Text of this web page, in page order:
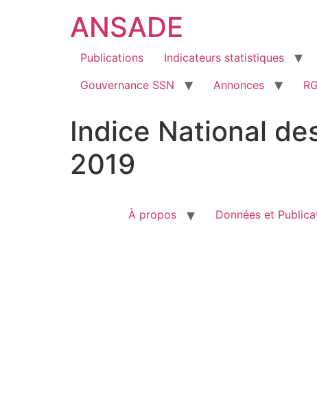
ANSADE
Publications Indicateurs statistiques
Gouvernance SSN
Annonces
Indice National
2019
À propos Données et